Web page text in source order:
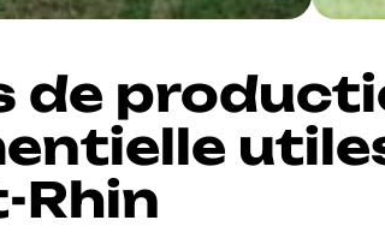
de
Rhin